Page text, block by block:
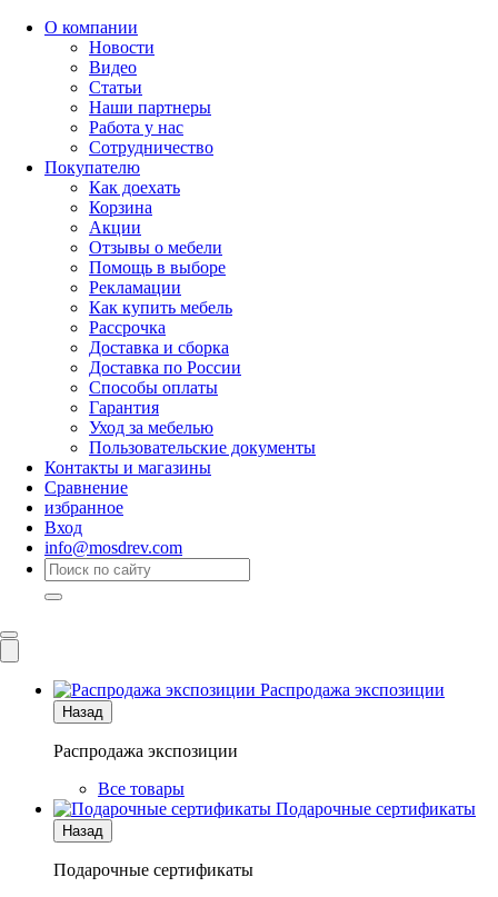
О компании
Новости
Видео
Статьи
Наши партнеры
Работа у нас
Сотрудничество
Покупателю
Как доехать
Корзина
Акции
Отзывы о мебели
Помощь в выборе
Рекламации
Как купить мебель
Рассрочка
Доставка и сборка
Доставка по России
Способы оплаты
Гарантия
Уход за мебелью
Пользовательские документы
Контакты и магазины
Сравнение
избранное
Вход
info@mosdrev.com
Распродажа экспозиции
Назад
Распродажа экспозиции
Все товары
Подарочные сертификаты
Назад
Подарочные сертификаты